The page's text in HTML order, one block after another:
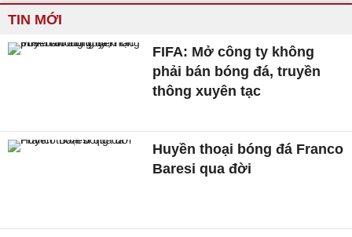
TIN MỚI
FIFA: Mở công ty không
phải bán bóng đá, truyền
thông xuyên tạc
Huyền thoại bóng đá Franco
Baresi qua đời